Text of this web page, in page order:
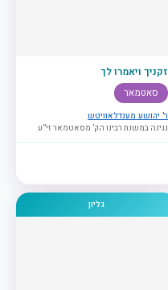
זקניך ויאמרו לך
סאטמאר
ר' יהושע מענדלאוויטש
נגינה במשנת רבינו הק’ מסאטמאר זי”ע
גליון